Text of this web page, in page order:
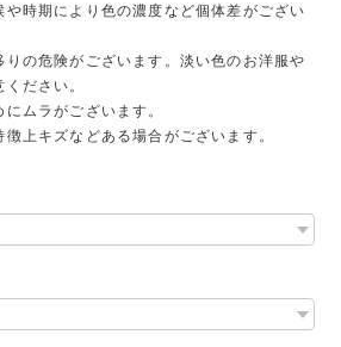
や時期により色の濃度など個体差がござい
りの危険がございます。淡い色のお洋服や
ださい。
ムラがございます。
上キズなどある場合がございます。